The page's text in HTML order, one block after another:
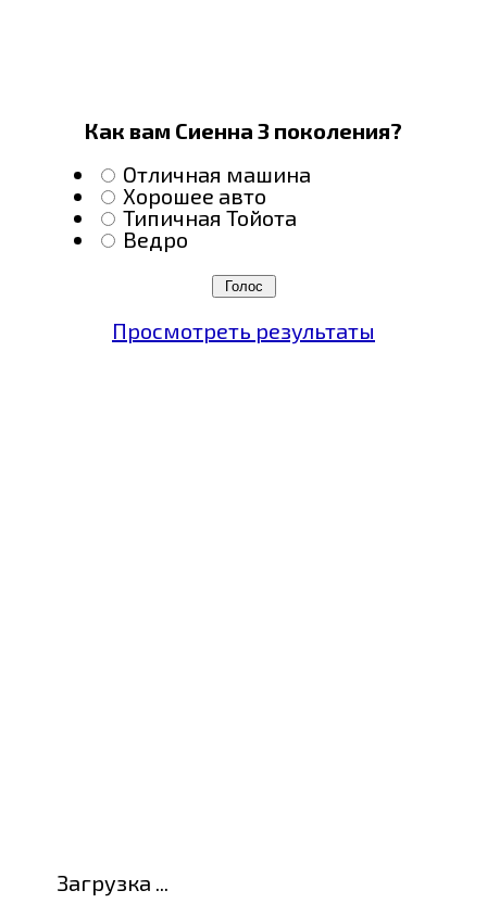
Как вам Сиенна 3 поколения?
Отличная машина
Хорошее авто
Типичная Тойота
Ведро
Просмотреть результаты
Загрузка ...